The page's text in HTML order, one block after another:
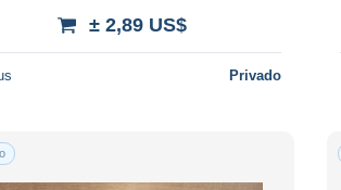
± 2,89 US$
Privado